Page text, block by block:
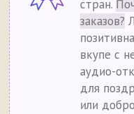
стран.
заказов?
вкупе с
аудио-
для
или